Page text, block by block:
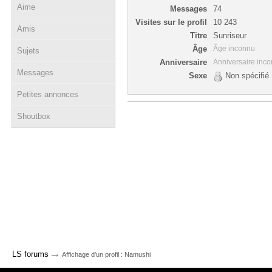
Aime
Amis
Sujets
Messages
Petites annonces
Shoutbox
Messages
74
Visites sur le profil
10 243
Titre
Sunriseur
Âge
Âge inconnu
Anniversaire Anniversaire
Sexe Non spécifié
LS forums → Affichage d'un profil : Namushi